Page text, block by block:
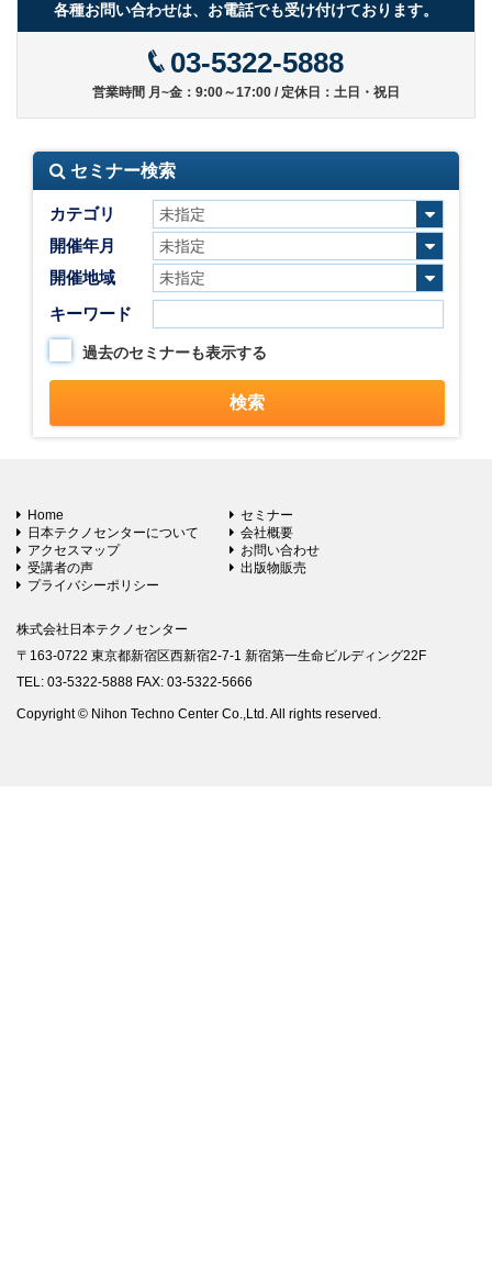
各種お問い合わせは、お電話でも受け付けております。
03-5322-5888
営業時間 月~金：9:00～17:00 / 定休日：土日・祝日
セミナー検索
カテゴリ
開催年月
開催地域
キーワード
過去のセミナーも表示する
Home
セミナー
日本テクノセンターについて
会社概要
アクセスマップ
お問い合わせ
受講者の声
出版物販売
プライバシーポリシー
株式会社日本テクノセンター
〒163-0722 東京都新宿区西新宿2-7-1 新宿第一生命ビルディング22F
TEL: 03-5322-5888 FAX: 03-5322-5666
Copyright © Nihon Techno Center Co.,Ltd. All rights reserved.